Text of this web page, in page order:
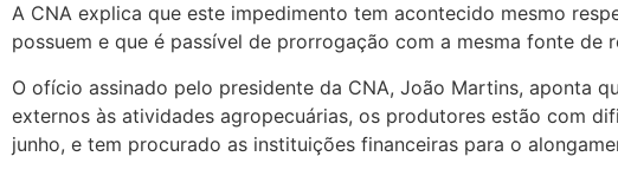
A CNA explica que este impedimento tem acontecido mesmo
possuem e que é passível de prorrogação com a mesma fonte de
O ofício assinado pelo presidente da CNA, João Martins, aponta
externos às atividades agropecuárias, os produtores estão com
junho, e tem procurado as instituições financeiras para o